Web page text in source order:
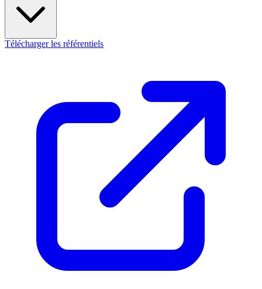
Télécharger les référentiels